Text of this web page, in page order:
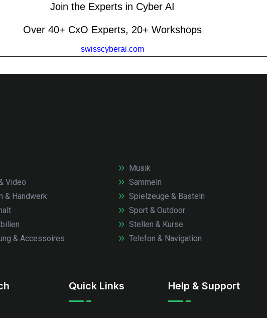
Video
& Handwerk
& Accessoires
Musik
Sammeln
Spielzeuge & Basteln
Sport & Outdoor
Stellen & Kurse
Telefon & Navigation
Quick Links Help & Support